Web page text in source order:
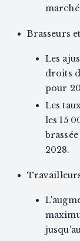
Brasseurs
Les
droits
pour
Les
les 15
2028.